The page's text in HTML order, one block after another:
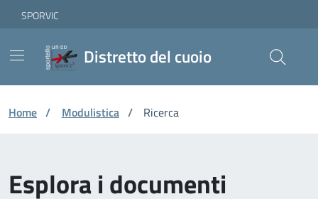
Skip to Main Content
Vai ai contenuti
Vai al footer
SPORVIC
Distretto del cuoio
Home / Modulistica / Ricerca
Esplora i documenti